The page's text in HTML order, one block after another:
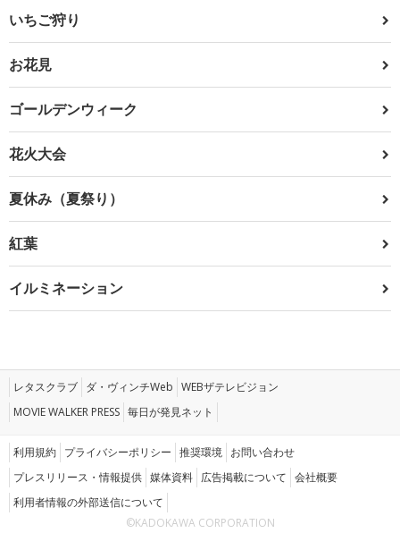
いちご狩り
お花見
ゴールデンウィーク
花火大会
夏休み（夏祭り）
紅葉
イルミネーション
レタスクラブ ダ・ヴィンチWeb WEBザテレビジョン
MOVIE WALKER PRESS 毎日が発見ネット
利用規約 プライバシーポリシー 推奨環境 お問い合わせ
プレスリリース・情報提供 媒体資料 広告掲載について 会社概要
利用者情報の外部送信について
©KADOKAWA CORPORATION